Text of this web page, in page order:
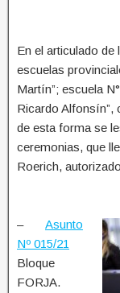
En el articulado de
escuelas
Martín”; escuela
Ricardo Alfonsín”,
de esta forma se
ceremonias, que
Roerich,
– Asunto
Nº 015/21
Bloque
FORJA.